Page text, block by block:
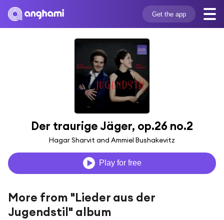
Get the app
Der traurige Jäger, op.26 no.2
Hagar Sharvit and Ammiel Bushakevitz
Play for free
More from "Lieder aus der
Jugendstil" album